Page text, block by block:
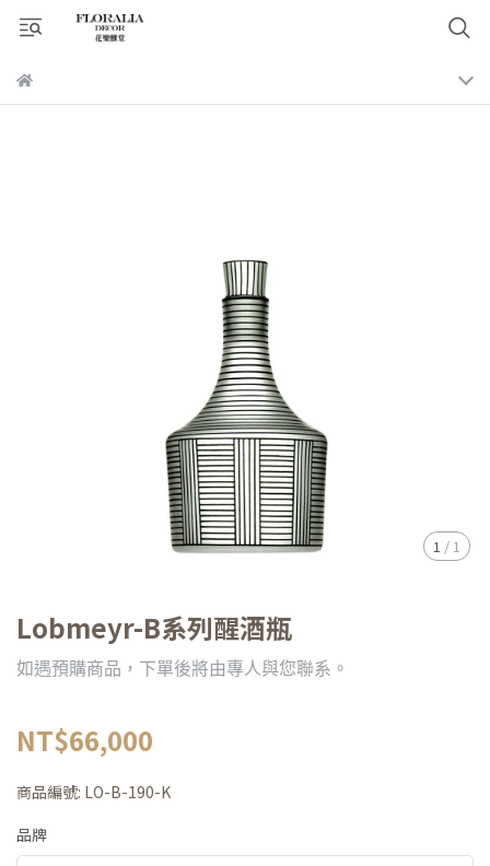
1 / 1
Lobmeyr-B系列醒酒瓶
如遇預購商品，下單後將由專人與您聯系。
NT$66,000
商品編號: LO-B-190-K
品牌